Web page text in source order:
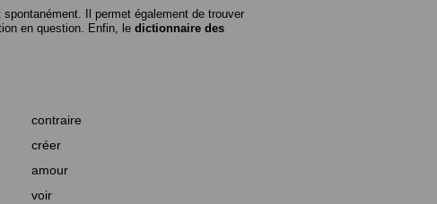
Il permet également de trouver
en question. Enfin, le dictionnaire des
contraire
créer
amour
voir